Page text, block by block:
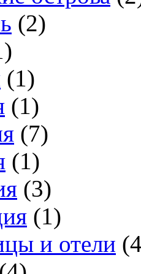
(2)
(1)
(1)
(7)
(1)
(3)
(1)
и отели